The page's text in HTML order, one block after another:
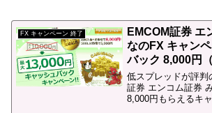
FX キャンペーン 終了
EMCOM証券 エ
なのFX キャン
バック 8,000円
（木）まで）
低スプレッドが評判
証券 エンコム証券
8,000円もらえるキ